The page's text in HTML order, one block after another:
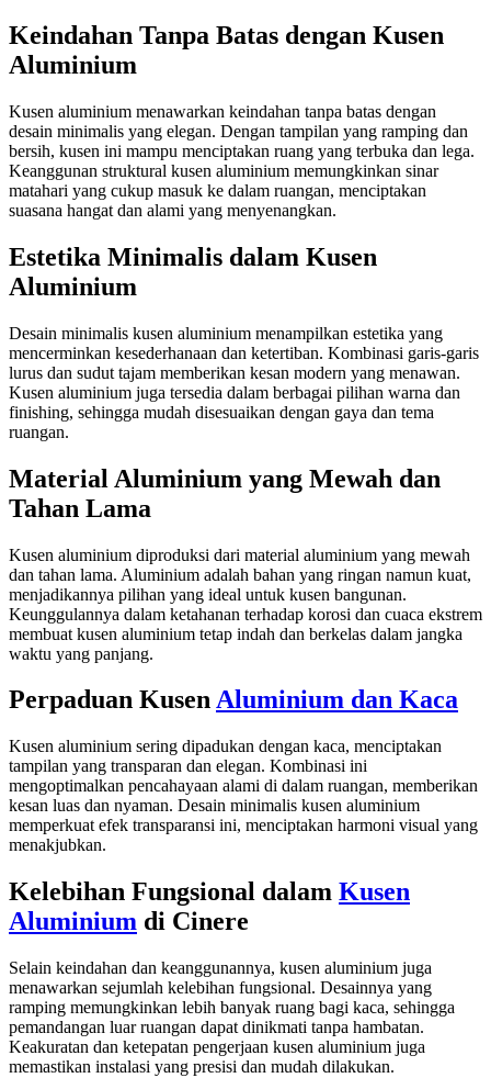
Keindahan Tanpa Batas dengan Kusen
Aluminium
Kusen aluminium menawarkan keindahan tanpa batas dengan
desain minimalis yang elegan. Dengan tampilan yang ramping dan
bersih, kusen ini mampu menciptakan ruang yang terbuka dan lega.
Keanggunan struktural kusen aluminium memungkinkan sinar
matahari yang cukup masuk ke dalam ruangan, menciptakan
suasana hangat dan alami yang menyenangkan.
Estetika Minimalis dalam Kusen
Aluminium
Desain minimalis kusen aluminium menampilkan estetika yang
mencerminkan kesederhanaan dan ketertiban. Kombinasi garis-garis
lurus dan sudut tajam memberikan kesan modern yang menawan.
Kusen aluminium juga tersedia dalam berbagai pilihan warna dan
finishing, sehingga mudah disesuaikan dengan gaya dan tema
ruangan.
Material Aluminium yang Mewah dan
Tahan Lama
Kusen aluminium diproduksi dari material aluminium yang mewah
dan tahan lama. Aluminium adalah bahan yang ringan namun kuat,
menjadikannya pilihan yang ideal untuk kusen bangunan.
Keunggulannya dalam ketahanan terhadap korosi dan cuaca ekstrem
membuat kusen aluminium tetap indah dan berkelas dalam jangka
waktu yang panjang.
Perpaduan KusenAluminium dan Kaca
Kusen aluminium sering dipadukan dengan kaca, menciptakan
tampilan yang transparan dan elegan. Kombinasi ini
mengoptimalkan pencahayaan alami di dalam ruangan, memberikan
kesan luas dan nyaman. Desain minimalis kusen aluminium
memperkuat efek transparansi ini, menciptakan harmoni visual yang
menakjubkan.
Kelebihan Fungsional dalam Kusen
Aluminium di Cinere
Selain keindahan dan keanggunannya, kusen aluminium juga
menawarkan sejumlah kelebihan fungsional. Desainnya yang
ramping memungkinkan lebih banyak ruang bagi kaca, sehingga
pemandangan luar ruangan dapat dinikmati tanpa hambatan.
Keakuratan dan ketepatan pengerjaan kusen aluminium juga
memastikan instalasi yang presisi dan mudah dilakukan.